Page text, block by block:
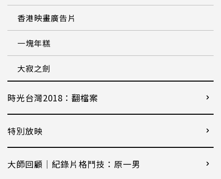
香港映畫廣告片
一塊年糕
大寂之劍
時光台灣2018：翻檔案
特別放映
大師回顧│紀錄片格鬥技：原一男